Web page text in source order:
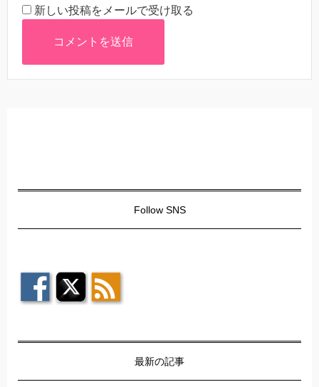
新しい投稿をメールで受け取る
Follow SNS
最新の記事